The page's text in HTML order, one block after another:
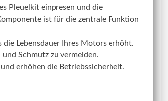
Pleuelkit einpresen und die
ist für die zentrale Funktion
Lebensdauer Ihres Motors erhöht.
Schmutz zu vermeiden.
erhöhen die Betriebssicherheit.